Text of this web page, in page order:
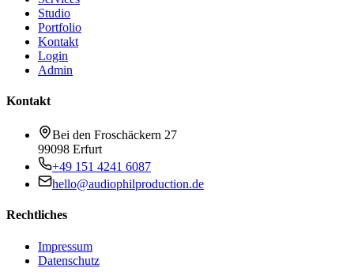
Studio
Portfolio
Kontakt
Login
Admin
Kontakt
Bei den Froschäckern 27
99098 Erfurt
+49 151 4241 6087
hello@audiophilproduction.de
Rechtliches
Impressum
Datenschutz